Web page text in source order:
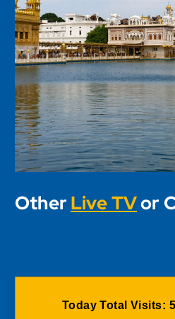
Other Live TVor
Today Total Visits: